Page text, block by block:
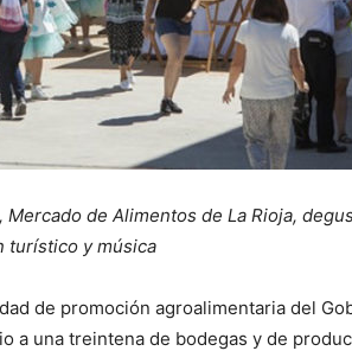
Mercado de Alimentos de La Rioja,
turístico y música
de promoción agroalimentaria del
a una treintena de bodegas y de